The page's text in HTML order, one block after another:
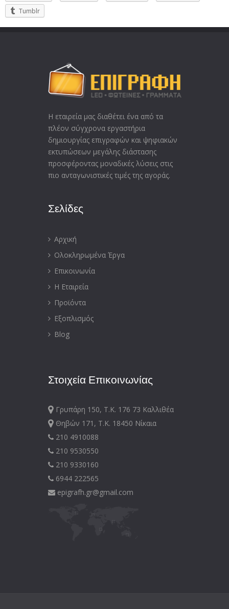
Tumblr
Η εταιρεία μας διαθέτει ένα από τα
πλέoν σύγχρονα εργαστήρια
δημιουργίας επιγραφών και ψηφιακών
εκτυπώσεων μεγάλης διάστασης
προσφέροντας μοναδικές λύσεις στις
πιο ανταγωνιστικές τιμές της αγοράς.
Σελίδες
Αρχική
Ολοκληρωμένα Έργα
Επικοινωνία
Η Εταιρεία
Προϊόντα
Εξοπλισμός
Blog
ΣτοιχείαΕπικοινωνίας
Γρυπάρη 150, Τ.Κ. 176 73 Καλλιθέα
Θηβών 171, Τ.Κ. 18450 Νίκαια
210 4910088
210 9530550
210 9330160
6944 222565
epigrafh.gr@gmail.com